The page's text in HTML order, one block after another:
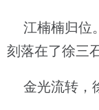
江楠楠归位
刻落在了徐三
金光流转，